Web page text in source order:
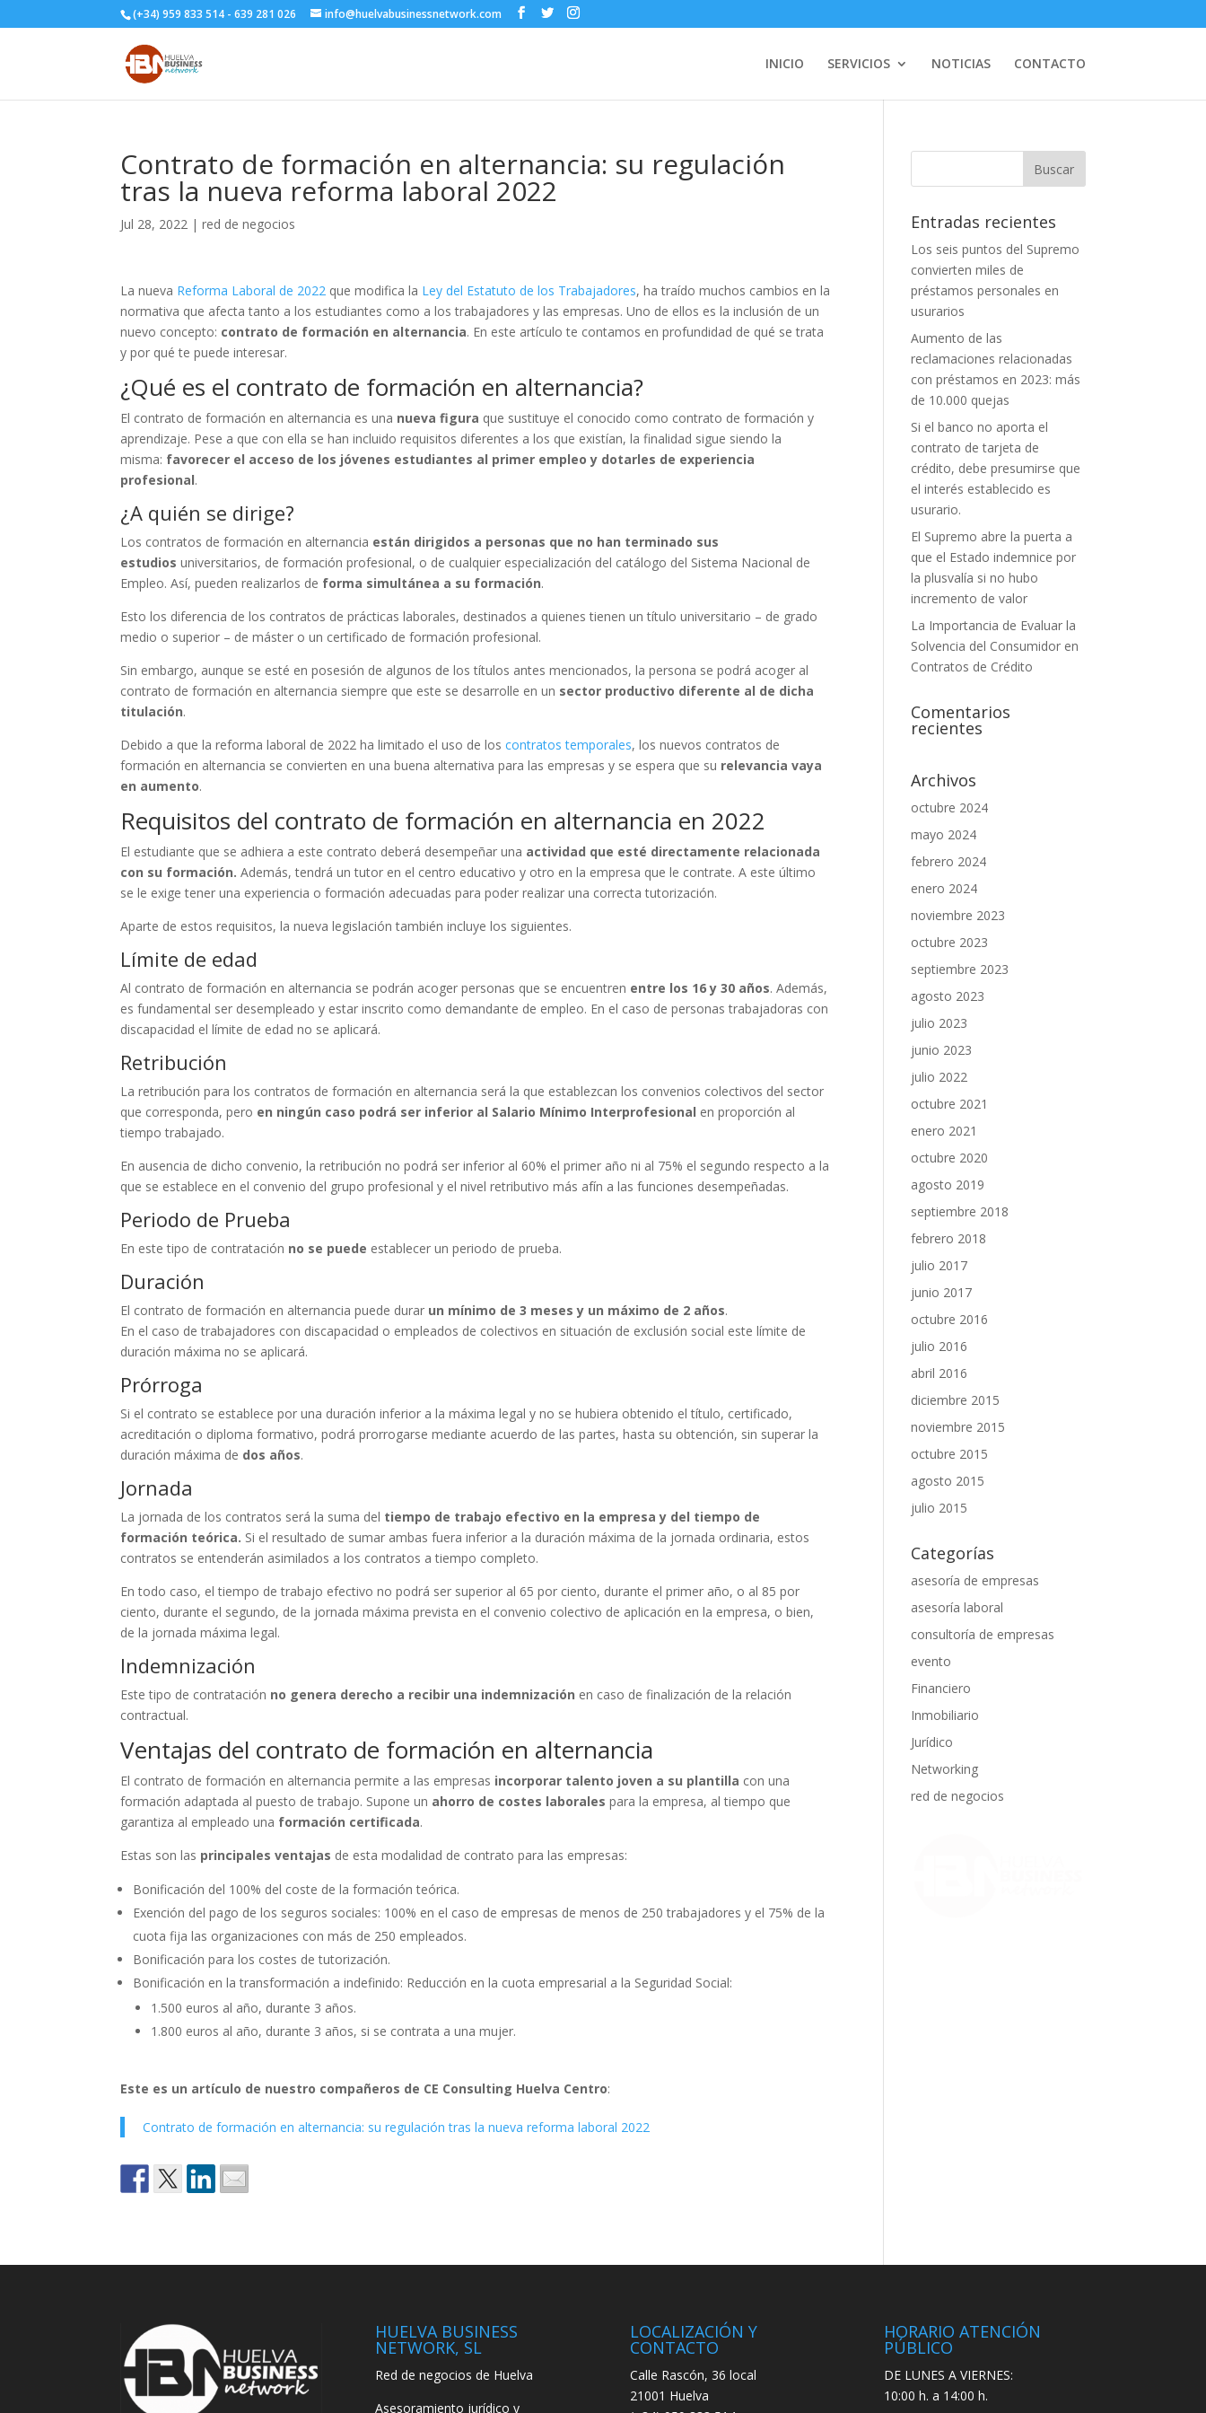
(+34) 959 833 514 - 639 281 026 info@huelvabusinessnetwork.com
INICIO SERVICIOS NOTICIAS CONTACTO
Contrato de formación en alternancia: su regulación
tras la nueva reforma laboral 2022
Jul 28, 2022 |red de negocios
La nueva Reforma Laboral de 2022 que modifica la Ley del Estatuto de los Trabajadores, ha traído muchos cambios en la
normativa que afecta tanto a los estudiantes como a los trabajadores y las empresas. Uno de ellos es la inclusión de un
nuevo concepto: contrato de formación en alternancia. En este artículo te contamos en profundidad de qué se trata
y por qué te puede interesar.
¿Qué es el contrato de formación en alternancia?
El contrato de formación en alternancia es una nueva figura que sustituye el conocido como contrato de formación y
aprendizaje. Pese a que con ella se han incluido requisitos diferentes a los que existían, la finalidad sigue siendo la
misma: favorecer el acceso de los jóvenes estudiantes al primer empleo y dotarles de experiencia
profesional.
¿A quién se dirige?
Los contratos de formación en alternancia están dirigidos a personas que no han terminado sus
estudios universitarios, de formación profesional, o de cualquier especialización del catálogo del Sistema Nacional de
Empleo. Así, pueden realizarlos de forma simultánea a su formación.
Esto los diferencia de los contratos de prácticas laborales, destinados a quienes tienen un título universitario – de grado
medio o superior – de máster o un certificado de formación profesional.
Sin embargo, aunque se esté en posesión de algunos de los títulos antes mencionados, la persona se podrá acoger al
contrato de formación en alternancia siempre que este se desarrolle en un sector productivo diferente al de dicha
titulación.
Debido a que la reforma laboral de 2022 ha limitado el uso de loscontratos temporales, los nuevos contratos de
formación en alternancia se convierten en una buena alternativa para las empresas y se espera que su relevancia vaya
en aumento.
Requisitos del contrato de formación en alternancia en 2022
El estudiante que se adhiera a este contrato deberá desempeñar una actividad que esté directamente relacionada
con su formación.Además, tendrá un tutor en el centro educativo y otro en la empresa que le contrate. A este último
se le exige tener una experiencia o formación adecuadas para poder realizar una correcta tutorización.
Aparte de estos requisitos, la nueva legislación también incluye los siguientes.
Límite de edad
Al contrato de formación en alternancia se podrán acoger personas que se encuentren entre los 16 y 30 años. Además,
es fundamental ser desempleado y estar inscrito como demandante de empleo. En el caso de personas trabajadoras con
discapacidad el límite de edad no se aplicará.
Retribución
La retribución para los contratos de formación en alternancia será la que establezcan los convenios colectivos del sector
que corresponda, pero en ningún caso podrá ser inferior al Salario Mínimo Interprofesional en proporción al
tiempo trabajado.
En ausencia de dicho convenio, la retribución no podrá ser inferior al 60% el primer año ni al 75% el segundo respecto a la
que se establece en el convenio del grupo profesional y el nivel retributivo más afín a las funciones desempeñadas.
Periodo de Prueba
En este tipo de contratación no se puede establecer un periodo de prueba.
Duración
El contrato de formación en alternancia puede durar un mínimo de 3 meses y un máximo de 2 años.
En el caso de trabajadores con discapacidad o empleados de colectivos en situación de exclusión social este límite de
duración máxima no se aplicará.
Prórroga
Si el contrato se establece por una duración inferior a la máxima legal y no se hubiera obtenido el título, certificado,
acreditación o diploma formativo, podrá prorrogarse mediante acuerdo de las partes, hasta su obtención, sin superar la
duración máxima de dos años.
Jornada
La jornada de los contratos será la suma del tiempo de trabajo efectivo en la empresa y del tiempo de
formación teórica. Si el resultado de sumar ambas fuera inferior a la duración máxima de la jornada ordinaria, estos
contratos se entenderán asimilados a los contratos a tiempo completo.
En todo caso, el tiempo de trabajo efectivo no podrá ser superior al 65 por ciento, durante el primer año, o al 85 por
ciento, durante el segundo, de la jornada máxima prevista en el convenio colectivo de aplicación en la empresa, o bien,
de la jornada máxima legal.
Indemnización
Este tipo de contratación no genera derecho a recibir una indemnización en caso de finalización de la relación
contractual.
Ventajas del contrato de formación en alternancia
El contrato de formación en alternancia permite a las empresas incorporar talento joven a su plantilla con una
formación adaptada al puesto de trabajo. Supone un ahorro de costes laborales para la empresa, al tiempo que
garantiza al empleado una formación certificada.
Estas son las principales ventajas de esta modalidad de contrato para las empresas:
Bonificación del 100% del coste de la formación teórica.
Exención del pago de los seguros sociales: 100% en el caso de empresas de menos de 250 trabajadores y el 75% de la
cuota fija las organizaciones con más de 250 empleados.
Bonificación para los costes de tutorización.
Bonificación en la transformación a indefinido: Reducción en la cuota empresarial a la Seguridad Social:
1.500 euros al año, durante 3 años.
1.800 euros al año, durante 3 años, si se contrata a una mujer.
Este es un artículo de nuestro compañeros de CE Consulting Huelva Centro:
Contrato de formación en alternancia: su regulación tras la nueva reforma laboral 2022
Entradas recientes
Los seis puntos del Supremo
convierten miles de
préstamos personales en
usurarios
Aumento de las
reclamaciones relacionadas
con préstamos en 2023: más
de 10.000 quejas
Si el banco no aporta el
contrato de tarjeta de
crédito, debe presumirse que
el interés establecido es
usurario.
El Supremo abre la puerta a
que el Estado indemnice por
la plusvalía si no hubo
incremento de valor
La Importancia de Evaluar la
Solvencia del Consumidor en
Contratos de Crédito
Comentarios
recientes
Archivos
octubre 2024
mayo 2024
febrero 2024
enero 2024
noviembre 2023
octubre 2023
septiembre 2023
agosto 2023
julio 2023
junio 2023
julio 2022
octubre 2021
enero 2021
octubre 2020
agosto 2019
septiembre 2018
febrero 2018
julio 2017
junio 2017
octubre 2016
julio 2016
abril 2016
diciembre 2015
noviembre 2015
octubre 2015
agosto 2015
julio 2015
Categorías
asesoría de empresas
asesoría laboral
consultoría de empresas
evento
Financiero
Inmobiliario
Jurídico
Networking
red de negocios
HUELVA BUSINESS
NETWORK, SL
Red de negocios de Huelva
Asesoramiento jurídico y
LOCALIZACIÓN Y
CONTACTO
Calle Rascón, 36 local
21001 Huelva
HORARIO ATENCIÓN
PÚBLICO
DE LUNES A VIERNES:
10:00 h. a 14:00 h.